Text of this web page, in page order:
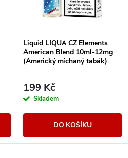
Liquid LIQUA CZ Elements
American Blend 10ml-12mg
(Americký míchaný tabák)
199 Kč
Skladem
DO KOŠÍKU